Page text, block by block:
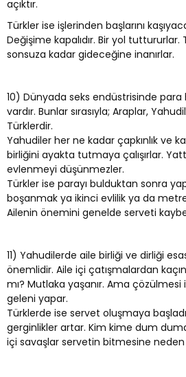
açıktır.
Türkler ise işlerinden başlarını
Değişime kapalıdır. Bir yol tuttururlar.
sonsuza kadar gideceğine inanırlar.
10) Dünyada seks endüstrisinde
vardır. Bunlar sırasıyla; Araplar,
Türklerdir.
Yahudiler her ne kadar çapkınlık ve
birliğini ayakta tutmaya çalışırlar.
evlenmeyi düşünmezler.
Türkler ise parayı bulduktan sonra
boşanmak ya ikinci evlilik ya da
Ailenin önemini genelde serveti
11) Yahudilerde aile birliği ve dirliği
önemlidir. Aile içi çatışmalardan
mı? Mutlaka yaşanır. Ama
geleni yapar.
Türklerde ise servet oluşmaya
gerginlikler artar. Kim kime dum
içi savaşlar servetin bitmesine neden